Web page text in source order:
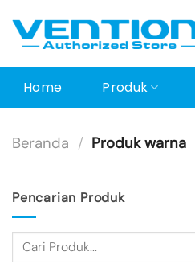
content
Home Produk
Beranda / Produk warna
Pencarian Produk